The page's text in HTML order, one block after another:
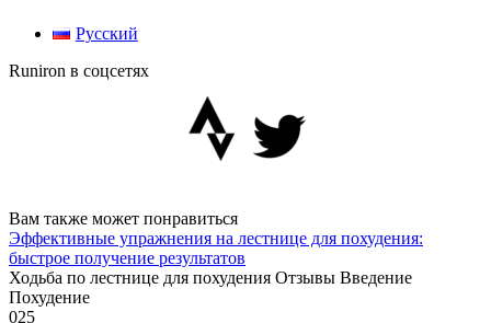
Русский
Runiron в соцсетях
Вам также может понравиться
Эффективные упражнения на лестнице для похудения:
быстрое получение результатов
Ходьба по лестнице для похудения Отзывы Введение
Похудение
025